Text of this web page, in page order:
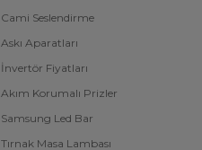
Cami Seslendirme
Askı Aparatları
İnvertör Fiyatları
Akım Korumalı Prizler
Samsung Led Bar
Tırnak Masa Lambası